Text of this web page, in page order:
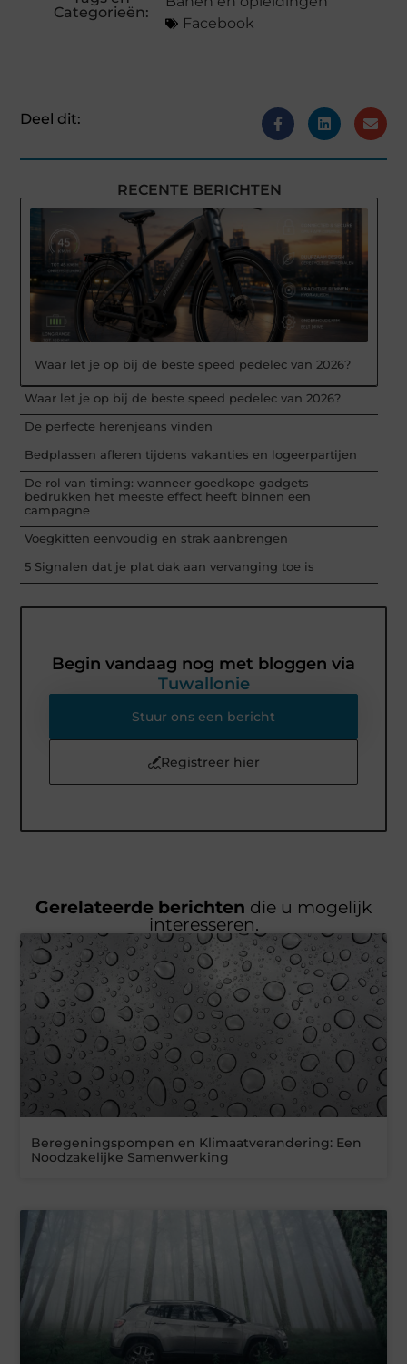
Categorieën:
Facebook
Deel dit:
RECENTE BERICHTEN
Waar let je op bij de beste speed pedelec van 2026?
Waar let je op bij de beste speed pedelec van 2026?
De perfecte herenjeans vinden
Bedplassen afleren tijdens vakanties en logeerpartijen
De rol van timing: wanneer goedkope gadgets
bedrukken het meeste effect heeft binnen een
campagne
Voegkitten eenvoudig en strak aanbrengen
5 Signalen dat je plat dak aan vervanging toe is
Begin vandaag nog met bloggen via
Tuwallonie
Stuur ons een bericht
Registreer hier
Gerelateerde berichten die u mogelijk
interesseren.
Beregeningspompen en Klimaatverandering: Een
Noodzakelijke Samenwerking